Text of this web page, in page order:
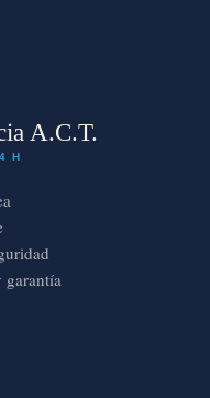
A.C.T.
H